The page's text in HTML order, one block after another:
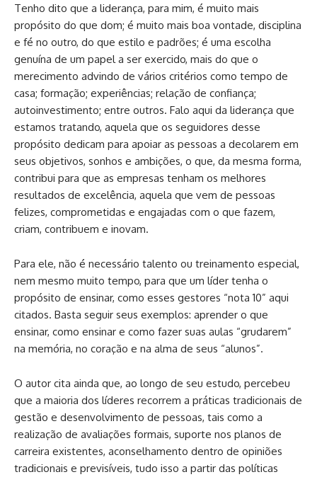
Tenho dito que a liderança, para mim, é muito mais
propósito do que dom; é muito mais boa vontade, disciplina
e fé no outro, do que estilo e padrões; é uma escolha
genuína de um papel a ser exercido, mais do que o
merecimento advindo de vários critérios como tempo de
casa; formação; experiências; relação de confiança;
autoinvestimento; entre outros. Falo aqui da liderança que
estamos tratando, aquela que os seguidores desse
propósito dedicam para apoiar as pessoas a decolarem em
seus objetivos, sonhos e ambições, o que, da mesma forma,
contribui para que as empresas tenham os melhores
resultados de excelência, aquela que vem de pessoas
felizes, comprometidas e engajadas com o que fazem,
criam, contribuem e inovam.
Para ele, não é necessário talento ou treinamento especial,
nem mesmo muito tempo, para que um líder tenha o
propósito de ensinar, como esses gestores “nota 10” aqui
citados. Basta seguir seus exemplos: aprender o que
ensinar, como ensinar e como fazer suas aulas “grudarem”
na memória, no coração e na alma de seus “alunos”.
O autor cita ainda que, ao longo de seu estudo, percebeu
que a maioria dos líderes recorrem a práticas tradicionais de
gestão e desenvolvimento de pessoas, tais como a
realização de avaliações formais, suporte nos planos de
carreira existentes, aconselhamento dentro de opiniões
tradicionais e previsíveis, tudo isso a partir das políticas